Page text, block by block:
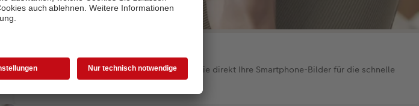
Jederzeit und überall gestalten: Verwenden Sie direkt Ihre Smartphone-Bilder für die schnelle
Gestaltung von kleinen Geschenkideen.